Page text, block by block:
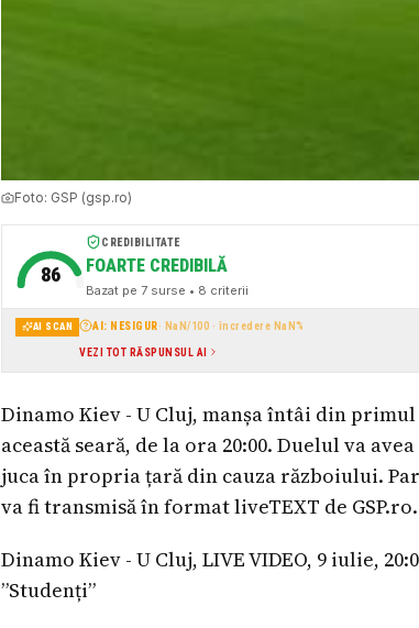
Foto: GSP (gsp.ro)
86
CREDIBILITATE
FOARTE CREDIBILĂ
Bazat pe 7 surse • 8 criterii
AI SCAN AI: NESIGUR· NaN/100 · încredere NaN%
VEZI TOT RĂSPUNSUL AI
Dinamo Kiev - U Cluj, manșa întâi din
această seară, de la ora 20:00. Duelul va
juca în propria țară din cauza războiului.
va fi transmisă în format liveTEXT de GSP.ro.
Dinamo Kiev - U Cluj, LIVE VIDEO, 9 iulie,
”Studenți”